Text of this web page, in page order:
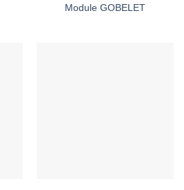
Module GOBELET